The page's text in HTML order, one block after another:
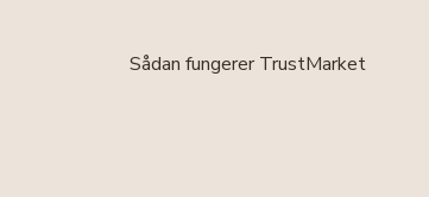
Sådan fungerer TrustMarket